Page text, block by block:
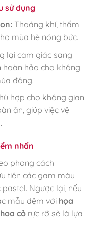
sử dụng
Thoáng khí, thấm
mùa hè nóng bức.
lại cảm giác sang
hảo cho không
đông.
hợp cho không gian
ăn, giúp việc vệ
nhấn
phong cách
tiên các gam màu
Ngược lại, nếu
mẫu đệm với họa
cỏ rực rỡ sẽ là lựa